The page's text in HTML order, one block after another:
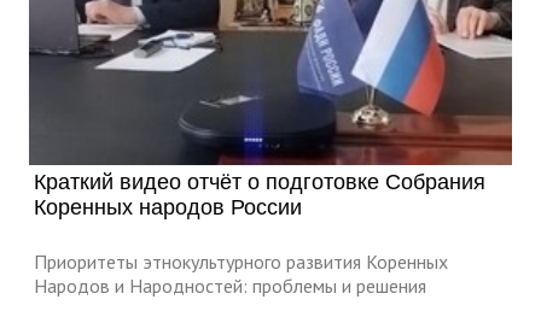
Краткий видео отчёт о подготовке Собрания
Коренных народов России
Приоритеты этнокультурного развития Коренных
Народов и Народностей: проблемы и решения